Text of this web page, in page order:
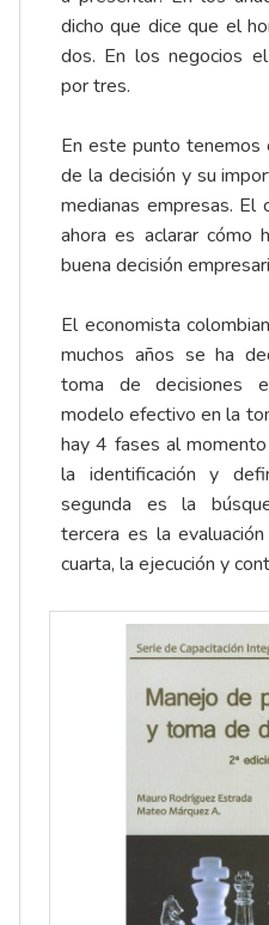
dicho que dice que el
dos. En los negocios
por tres.
En este punto tenemos
de la decisión y su
medianas empresas. El
ahora es aclarar cómo
buena decisión
El economista
muchos años se ha
toma de decisiones
modelo efectivo en la
hay 4 fases al
la identificación y
segunda es la
tercera es la
cuarta, la ejecución y